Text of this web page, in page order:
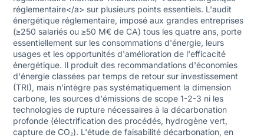
réglementaire</a> sur plusieurs points essentiels. L'audit
énergétique réglementaire, imposé aux grandes entreprises
(≥250 salariés ou ≥50 M€ de CA) tous les quatre ans, porte
essentiellement sur les consommations d'énergie, leurs
usages et les opportunités d'amélioration de l'efficacité
énergétique. Il produit des recommandations d'économies
d'énergie classées par temps de retour sur investissement
(TRI), mais n'intègre pas systématiquement la dimension
carbone, les sources d'émissions de scope 1-2-3 ni les
technologies de rupture nécessaires à la décarbonation
profonde (électrification des procédés, hydrogène vert,
capture de CO₂). L'étude de faisabilité décarbonation, en